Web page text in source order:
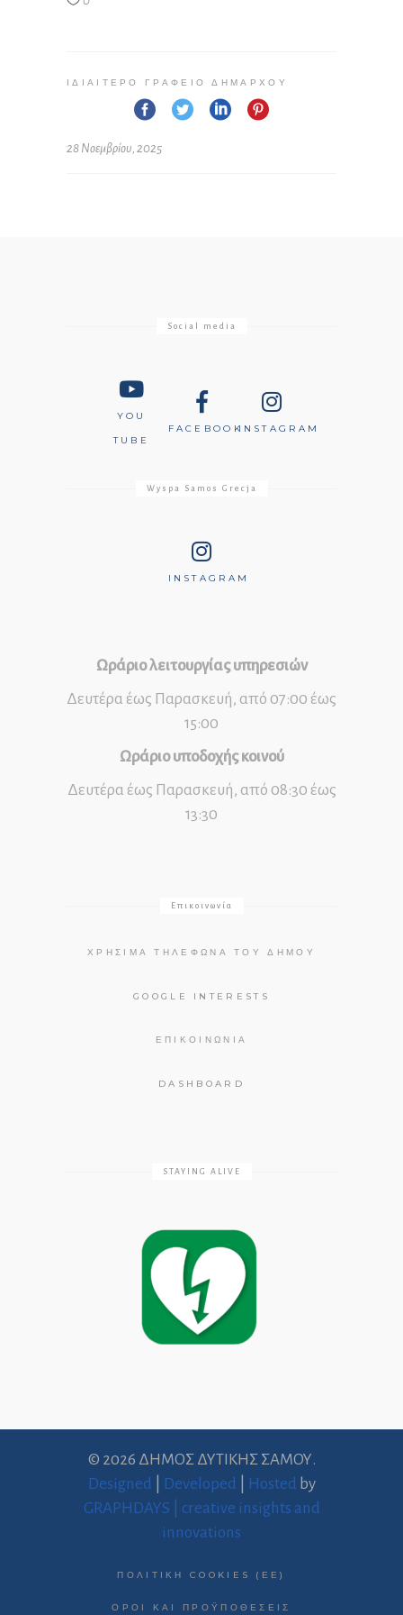
ΙΔΙΑΊΤΕΡΟ ΓΡΑΦΕΊΟ ΔΗΜΆΡΧΟΥ
28 Νοεμβρίου, 2025
Social media
YOU
TUBE
FACEBOOKINSTAGRAM
Wyspa Samos Grecja
INSTAGRAM
Ωράριο λειτουργίας υπηρεσιών
Δευτέρα έως Παρασκευή, από 07:00 έως
15:00
Ωράριο υποδοχής κοινού
Δευτέρα έως Παρασκευή, από 08:30 έως
13:30
Επικοινωνία
ΧΡΉΣΙΜΑ ΤΗΛΈΦΩΝΑ ΤΟΥ ΔΉΜΟΥ
GOOGLE INTERESTS
ΕΠΙΚΟΙΝΩΝΊΑ
DASHBOARD
STAYING ALIVE
© 2026 ΔΗΜΟΣ ΔΥΤΙΚΗΣ ΣΑΜΟΥ.
Designed
Developed Hosted by
GRAPHDAYS | creative insights and
innovations
ΠΟΛΙΤΙΚΉ COOKIES (ΕΕ)
ΌΡΟΙ ΚΑΙ ΠΡΟΫΠΟΘΈΣΕΙΣ